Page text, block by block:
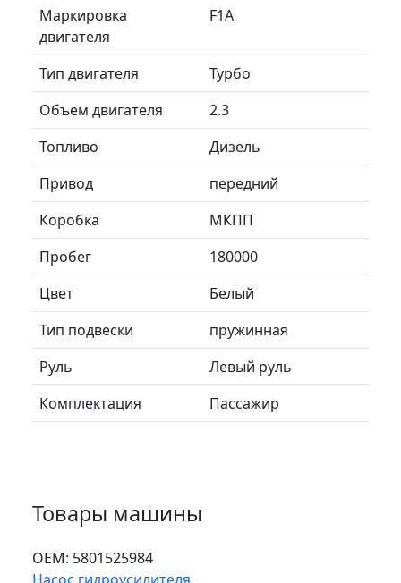
Маркировка
двигателя
F1A
Тип двигателя
Турбо
Объем двигателя
2.3
Топливо
Дизель
Привод
передний
Коробка
МКПП
Пробег
180000
Цвет
Белый
Тип подвески
пружинная
Руль
Левый руль
Комплектация
Пассажир
Товары машины
ОЕМ: 5801525984